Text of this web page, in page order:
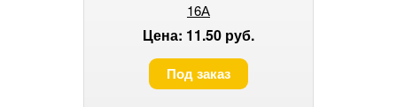
16А
Цена: 11.50 руб.
Под заказ